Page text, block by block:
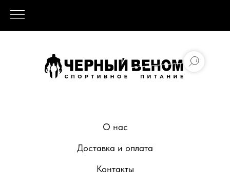
О нас
Доставка и оплата
Контакты